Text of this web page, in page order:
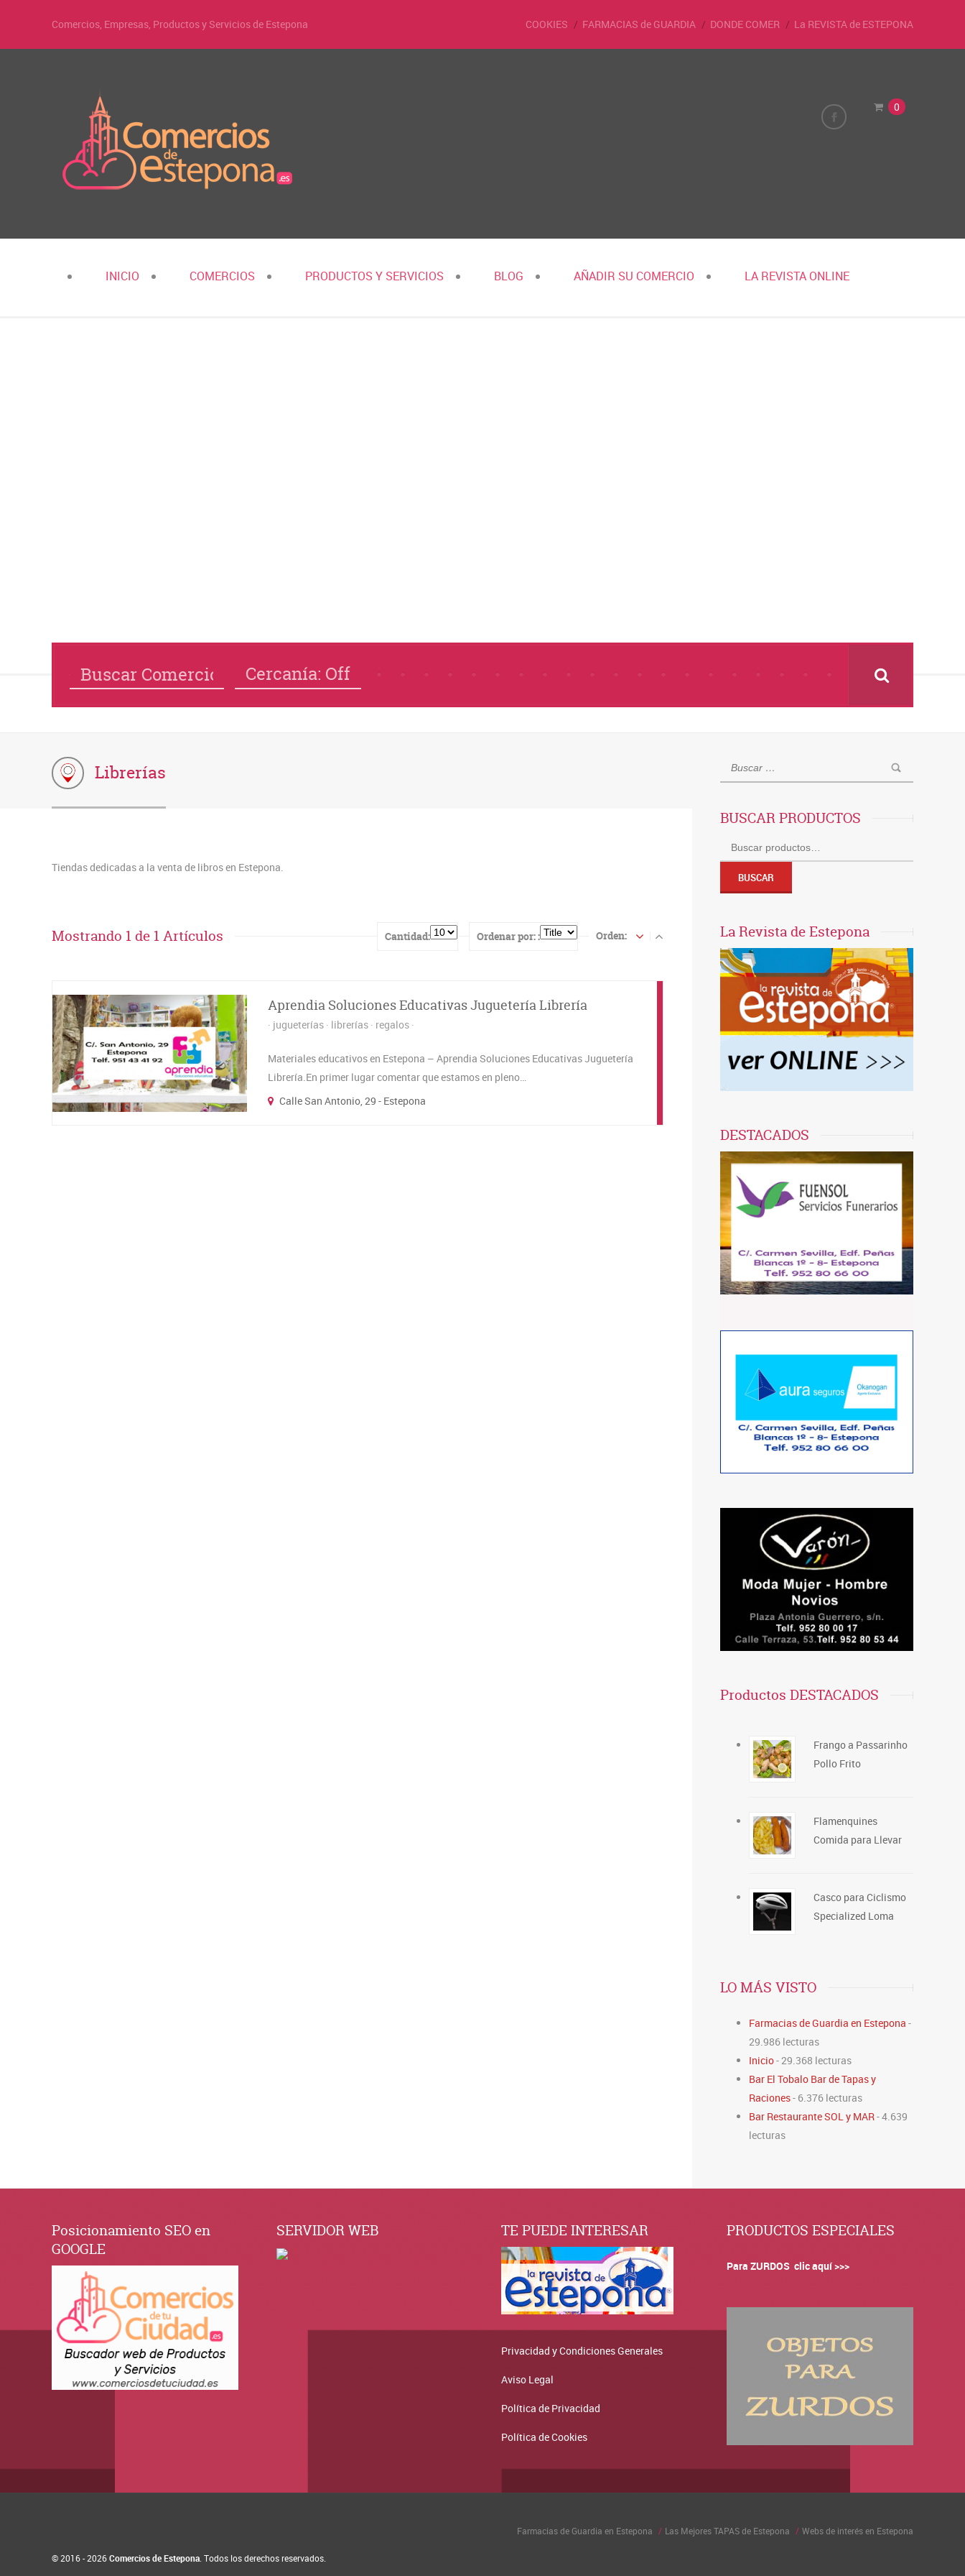
Comercios, Empresas, Productos y Servicios de Estepona COOKIES FARMACIAS de GUARDIA DONDE COMER La REVISTA de ESTEPONA
0
INICIO COMERCIOS PRODUCTOS Y SERVICIOS BLOG AÑADIR SU COMERCIO LA REVISTA ONLINE
Cercanía: Off
Librerías
Tiendas dedicadas a la venta de libros en Estepona.
Mostrando 1 de 1 Artículos Cantidad: Ordenar por: : Orden:
Aprendia Soluciones Educativas Juguetería Librería
jugueterías librerías regalos
Materiales educativos en Estepona – Aprendia Soluciones Educativas Juguetería
Librería.En primer lugar comentar que estamos en pleno…
Calle San Antonio, 29 - Estepona
BUSCAR PRODUCTOS
Buscar
por:
BUSCAR
La Revista de Estepona
DESTACADOS
Productos DESTACADOS
Frango a Passarinho
Pollo Frito
Flamenquines
Comida para Llevar
Casco para Ciclismo
Specialized Loma
LO MÁS VISTO
Farmacias de Guardia en Estepona -
29.986 lecturas
Inicio- 29.368 lecturas
Bar El Tobalo Bar de Tapas y
Raciones- 6.376 lecturas
Bar Restaurante SOL y MAR- 4.639
lecturas
Posicionamiento SEO en
GOOGLE
SERVIDOR WEB TE PUEDE INTERESAR
Privacidad y Condiciones Generales
Aviso Legal
Política de Privacidad
Política de Cookies
PRODUCTOS ESPECIALES
Para ZURDOS clic aquí >>>
Farmacias de Guardia en Estepona Las Mejores TAPAS de Estepona Webs de interés en Estepona
© 2016 - 2026Comercios de Estepona . Todos los derechos reservados.